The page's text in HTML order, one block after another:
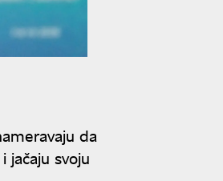
da
jačaju svoju